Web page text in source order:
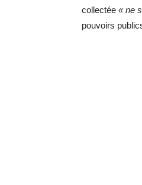
collectée « ne
pouvoirs